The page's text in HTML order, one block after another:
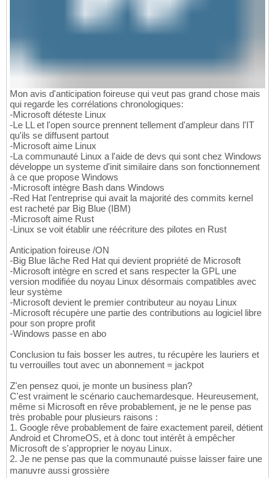
Mon avis d'anticipation foireuse qui veut pas grand chose mais
qui regarde les corrélations chronologiques:
-Microsoft déteste Linux
-Le LL et l'open source prennent tellement d'ampleur dans l'IT
qu'ils se diffusent partout
-Microsoft aime Linux
-La communauté Linux a l'aide de devs qui sont chez Windows
développe un systeme d'init similaire dans son fonctionnement
à ce que propose Windows
-Microsoft intègre Bash dans Windows
-Red Hat l'entreprise qui avait la majorité des commits kernel
est racheté par Big Blue (IBM)
-Microsoft aime Rust
-Linux se voit établir une réécriture des pilotes en Rust
Anticipation foireuse /ON
-Big Blue lâche Red Hat qui devient propriété de Microsoft
-Microsoft intègre en scred et sans respecter la GPL une
version modifiée du noyau Linux désormais compatibles avec
leur système
-Microsoft devient le premier contributeur au noyau Linux
-Microsoft récupère une partie des contributions au logiciel libre
pour son propre profit
-Windows passe en abo
Conclusion tu fais bosser les autres, tu récupère les lauriers et
tu verrouilles tout avec un abonnement = jackpot
Z'en pensez quoi, je monte un business plan?
C'est vraiment le scénario cauchemardesque. Heureusement,
même si Microsoft en rêve probablement, je ne le pense pas
très probable pour plusieurs raisons :
1. Google rêve probablement de faire exactement pareil, détient
Android et ChromeOS, et à donc tout intérêt à empêcher
Microsoft de s'approprier le noyau Linux.
2. Je ne pense pas que la communauté puisse laisser faire une
manuvre aussi grossière